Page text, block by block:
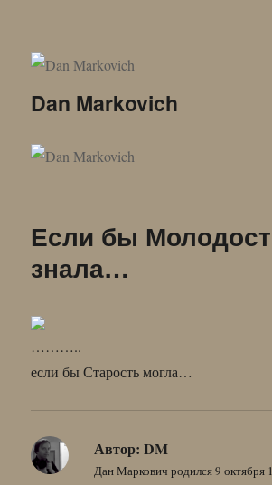
Dan Markovich
Если бы
знала…
………..
если бы Старость могла…
Автор: DM
Дан Маркович родился 9 октября